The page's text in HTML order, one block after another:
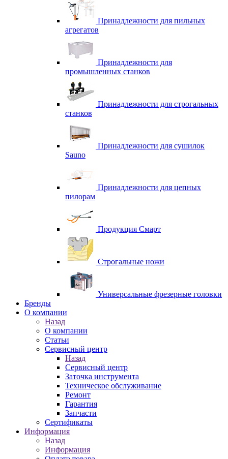
Принадлежности для пильных
агрегатов
Принадлежности для
промышленных станков
Принадлежности для строгальных
станков
Принадлежности для сушилок
Sauno
Принадлежности для цепных
пилорам
Продукция Смарт
Строгальные ножи
Универсальные фрезерные головки
Бренды
O компании
Назад
O компании
Статьи
Сервисный центр
Назад
Сервисный центр
Заточка инструмента
Техническое обслуживание
Ремонт
Гарантия
Запчасти
Сертификаты
Информация
Назад
Информация